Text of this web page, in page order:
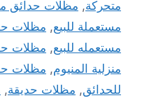
متحركة, مظلات حدائق
مستعملة للبيع, مظلات
مستعمله للبيع, مظلات
منزلية المنيوم, مظلات
للحدائق, مظلات حديقة,